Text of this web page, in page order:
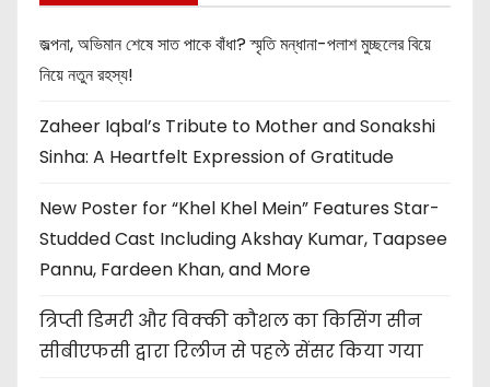
জল্পনা, অভিমান শেষে সাত পাকে বাঁধা? স্মৃতি মন্ধানা-পলাশ মুচ্ছলের বিয়ে
নিয়ে নতুন রহস্য!
Zaheer Iqbal’s Tribute to Mother and Sonakshi
Sinha: A Heartfelt Expression of Gratitude
New Poster for “Khel Khel Mein” Features Star-
Studded Cast Including Akshay Kumar, Taapsee
Pannu, Fardeen Khan, and More
त्रिप्ती डिमरी और विक्की कौशल का किसिंग सीन
सीबीएफसी द्वारा रिलीज से पहले सेंसर किया गया